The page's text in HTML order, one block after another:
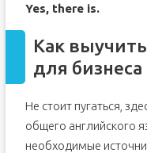
Yes, there is.
Как
для бизнеса
Не стоит пугаться,
общего английского
необходимые